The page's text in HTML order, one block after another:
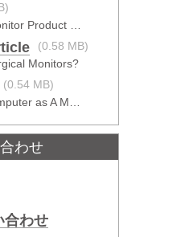
ASM Medical Monitor Product Brief
(0.58 MB)
Monitors?
(0.54 MB)
The Medical Computer as A Medical Device: What Do You Need to Be Mindful Of?
わせ
合わせ